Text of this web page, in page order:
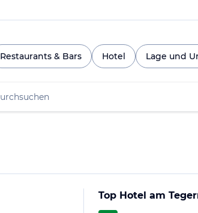
Restaurants & Bars Hotel Lage und
Top Hotel am